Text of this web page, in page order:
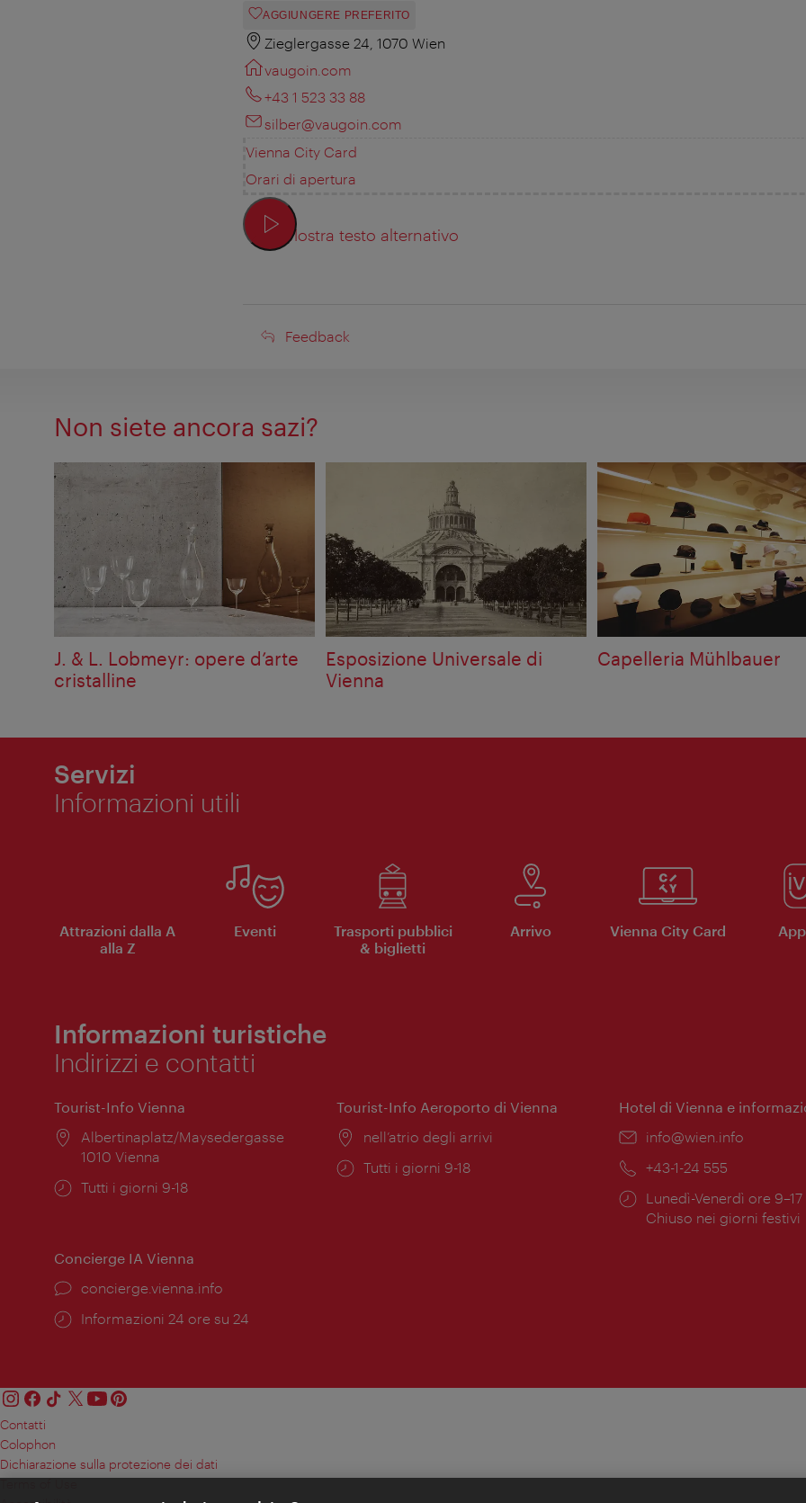
AGGIUNGERE PREFERITO
Zieglergasse 24, 1070 Wien
vaugoin.com
+43 1 523 33 88
silber@vaugoin.com
Vienna City Card
Orari di apertura
Mostra testo alternativo
Feedback
Feedback
Non siete ancora sazi?
J. & L. Lobmeyr: opere d’arte
cristalline
Esposizione Universale di
Vienna
Capelleria Mühlbauer
Servizi
Informazioni utili
Attrazioni dalla A
alla Z
Eventi
Trasporti pubblici
& biglietti
Arrivo Vienna City Card
Informazioni turistiche
Indirizzi e contatti
Tourist-Info Vienna
Posizione:
Albertinaplatz/Maysedergasse
1010 Vienna
Orari
Tutti i giorni 9-18
Tourist-Info Aeroporto di Vienna
Posizione:
nell’atrio degli arrivi
Orari
Tutti i giorni 9-18
Hotel di Vienna e
Email:
info@wien.info
Telefono:
+43-1-24 555
Orari
di
Lunedì-Venerdì ore 9–17
Chiuso nei giorni festivi
Concierge IA Vienna
Ort:
concierge.vienna.info
Öffnungszeiten:
Informazioni 24 ore su 24
Contatti
Colophon
Dichiarazione sulla protezione dei dati